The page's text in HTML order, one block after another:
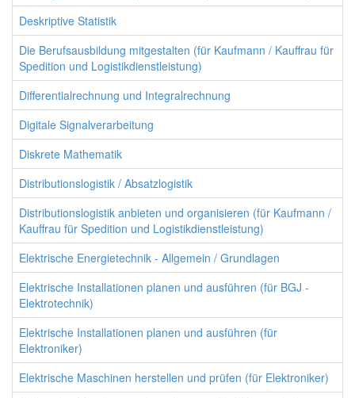
Deskriptive Statistik
Die Berufsausbildung mitgestalten (für Kaufmann / Kauffrau für
Spedition und Logistikdienstleistung)
Differentialrechnung und Integralrechnung
Digitale Signalverarbeitung
Diskrete Mathematik
Distributionslogistik / Absatzlogistik
Distributionslogistik anbieten und organisieren (für Kaufmann /
Kauffrau für Spedition und Logistikdienstleistung)
Elektrische Energietechnik - Allgemein / Grundlagen
Elektrische Installationen planen und ausführen (für BGJ -
Elektrotechnik)
Elektrische Installationen planen und ausführen (für
Elektroniker)
Elektrische Maschinen herstellen und prüfen (für Elektroniker)